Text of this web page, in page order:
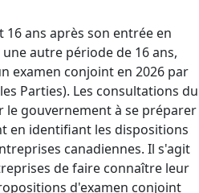
16 ans après son entrée en
autre période de 16 ans,
examen conjoint en 2026 par
Parties). Les consultations du
le gouvernement à se préparer
en identifiant les dispositions
canadiennes. Il s'agit
de faire connaître leur
d'examen conjoint